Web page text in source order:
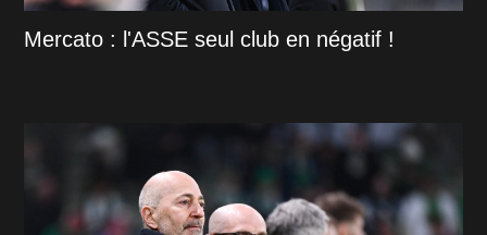
Mercato : l'ASSE seul club en négatif !